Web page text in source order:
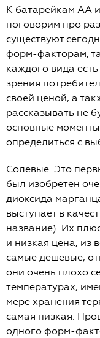
К батарейкам АА
поговорим про
существуют
форм-факторам,
каждого вида
зрения
своей ценой, а
рассказывать не
основные
определиться с
Солевые. Это
был изобретен
диоксида
выступает в
название). Их
и низкая цена, из
самые дешевые,
они очень плохо
температурах,
мере хранения
самая низкая.
одного форм-